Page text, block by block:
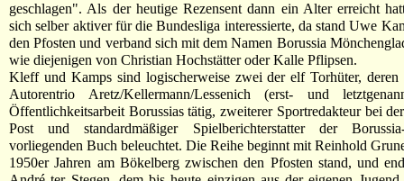
geschlagen". Als der heutige Rezensent dann ein Alter erreicht
sich selber aktiver für die Bundesliga interessierte, da stand Uwe
den Pfosten und verband sich mit dem Namen Borussia
wie diejenigen von Christian Hochstätter oder Kalle Pflipsen.
Kleff und Kamps sind logischerweise zwei der elf Torhüter, deren
Autorentrio Aretz/Kellermann/Lessenich (erst- und
Öffentlichkeitsarbeit Borussias tätig, zweiterer Sportredakteur bei
Post und standardmäßiger Spielberichterstatter der
vorliegenden Buch beleuchtet. Die Reihe beginnt mit Reinhold
1950er Jahren am Bökelberg zwischen den Pfosten stand, und